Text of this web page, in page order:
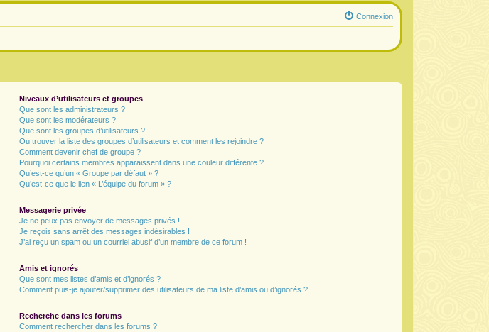
Connexion
Niveaux d’utilisateurs et groupes
Que sont les administrateurs ?
Que sont les modérateurs ?
Que sont les groupes d’utilisateurs ?
Où trouver la liste des groupes d’utilisateurs et comment les rejoindre ?
Comment devenir chef de groupe ?
Pourquoi certains membres apparaissent dans une couleur différente ?
Qu’est-ce qu’un « Groupe par défaut » ?
Qu’est-ce que le lien « L’équipe du forum » ?
Messagerie privée
Je ne peux pas envoyer de messages privés !
Je reçois sans arrêt des messages indésirables !
J’ai reçu un spam ou un courriel abusif d’un membre de ce forum !
Amis et ignorés
Que sont mes listes d’amis et d’ignorés ?
Comment puis-je ajouter/supprimer des utilisateurs de ma liste d’amis ou d’ignorés ?
Recherche dans les forums
Comment rechercher dans les forums ?